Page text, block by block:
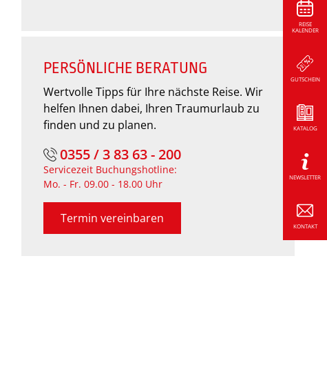
PERSÖNLICHE BERATUNG
Wertvolle Tipps für Ihre nächste Reise. Wir
helfen Ihnen dabei, Ihren Traumurlaub zu
finden und zu planen.
0355 / 3 83 63 - 200
Servicezeit Buchungshotline:
Mo. - Fr. 09.00 - 18.00 Uhr
Termin vereinbaren
REISE
KALENDER
GUTSCHEIN
KATALOG
NEWSLETTER
KONTAKT